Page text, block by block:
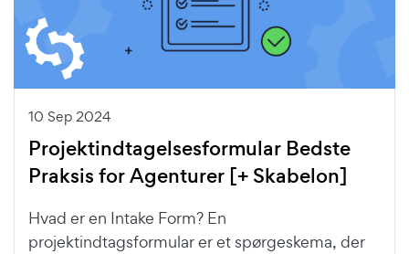
10 Sep 2024
Projektindtagelsesformular Bedste
Praksis for Agenturer [+ Skabelon]
Hvad er en Intake Form? En
projektindtagsformular er et spørgeskema, der